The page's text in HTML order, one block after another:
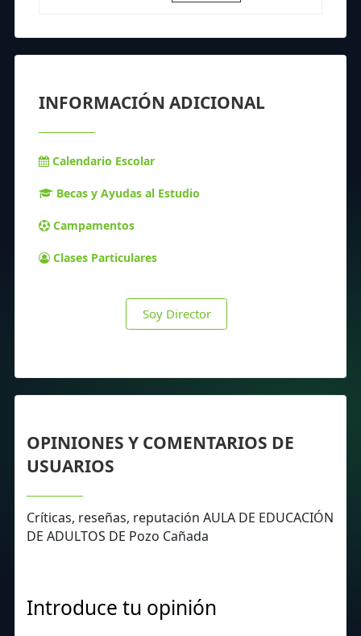
INFORMACIÓN ADICIONAL
Calendario Escolar
Becas y Ayudas al Estudio
Campamentos
Clases Particulares
Soy Director
OPINIONES Y COMENTARIOS DE
USUARIOS
Críticas, reseñas, reputación AULA DE EDUCACIÓN
DE ADULTOS DE Pozo Cañada
Introduce tu opinión